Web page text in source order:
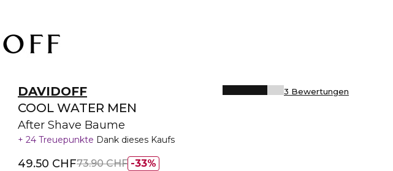
DAVIDOFF
COOL WATER MEN
After Shave Baume
3 Bewertungen
24 Treuepunkte Dank dieses Kaufs
33%
49.50 CHF73.90 CHF